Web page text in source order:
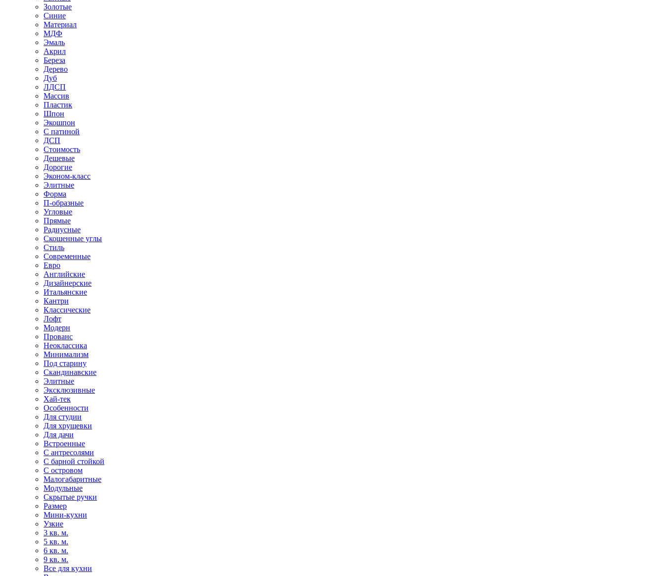
Золотые
Синие
Материал
МДФ
Эмаль
Акрил
Береза
Дерево
Дуб
ЛДСП
Массив
Пластик
Шпон
Экошпон
С патиной
ДСП
Стоимость
Дешевые
Дорогие
Эконом-класс
Элитные
Форма
П-образные
Угловые
Прямые
Радиусные
Скошенные углы
Стиль
Современные
Евро
Английские
Дизайнерские
Итальянские
Кантри
Классические
Лофт
Модерн
Прованс
Неоклассика
Минимализм
Под старину
Скандинавские
Элитные
Эксклюзивные
Хай-тек
Особенности
Для студии
Для хрущевки
Для дачи
Встроенные
С антресолями
С барной стойкой
С островом
Малогабаритные
Модульные
Скрытые ручки
Размер
Мини-кухни
Узкие
3 кв. м.
5 кв. м.
6 кв. м.
9 кв. м.
Все для кухни